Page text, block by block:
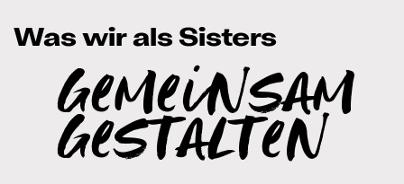
Was wir als Sisters
gemeinsam
gestalten